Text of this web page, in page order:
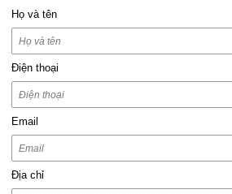
Họ và tên
Điện thoại
Email
Địa chỉ